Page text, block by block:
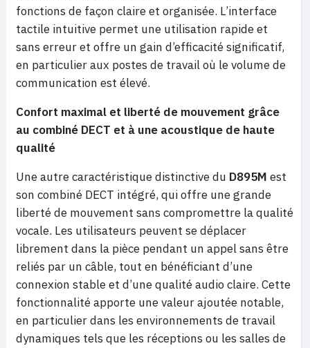
fonctions de façon claire et organisée. L’interface
tactile intuitive permet une utilisation rapide et
sans erreur et offre un gain d’efficacité significatif,
en particulier aux postes de travail où le volume de
communication est élevé.
Confort maximal et liberté de mouvement grâce
au combiné DECT et à une acoustique de haute
qualité
Une autre caractéristique distinctive du D895M est
son combiné DECT intégré, qui offre une grande
liberté de mouvement sans compromettre la qualité
vocale. Les utilisateurs peuvent se déplacer
librement dans la pièce pendant un appel sans être
reliés par un câble, tout en bénéficiant d’une
connexion stable et d’une qualité audio claire. Cette
fonctionnalité apporte une valeur ajoutée notable,
en particulier dans les environnements de travail
dynamiques tels que les réceptions ou les salles de